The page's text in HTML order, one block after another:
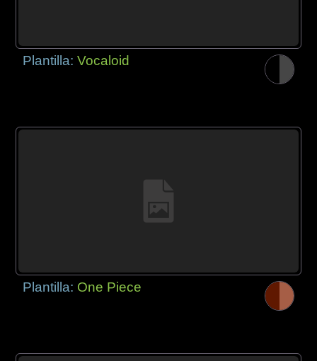
Plantilla:Vocaloid
Plantilla: One Piece